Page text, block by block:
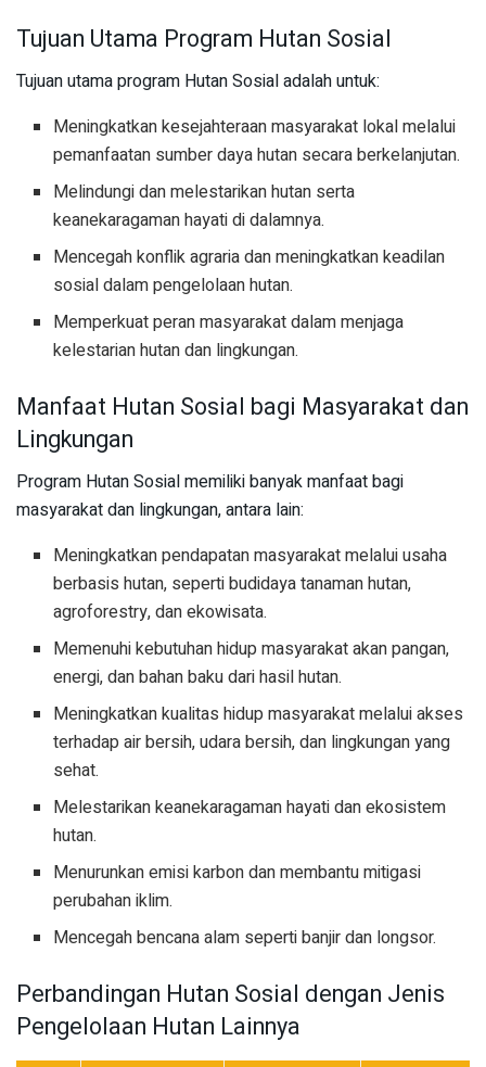
Tujuan Utama Program Hutan Sosial
Tujuan utama program Hutan Sosial adalah untuk:
Meningkatkan kesejahteraan masyarakat lokal melalui
pemanfaatan sumber daya hutan secara berkelanjutan.
Melindungi dan melestarikan hutan serta
keanekaragaman hayati di dalamnya.
Mencegah konflik agraria dan meningkatkan keadilan
sosial dalam pengelolaan hutan.
Memperkuat peran masyarakat dalam menjaga
kelestarian hutan dan lingkungan.
Manfaat Hutan Sosial bagi Masyarakat dan
Lingkungan
Program Hutan Sosial memiliki banyak manfaat bagi
masyarakat dan lingkungan, antara lain:
Meningkatkan pendapatan masyarakat melalui usaha
berbasis hutan, seperti budidaya tanaman hutan,
agroforestry, dan ekowisata.
Memenuhi kebutuhan hidup masyarakat akan pangan,
energi, dan bahan baku dari hasil hutan.
Meningkatkan kualitas hidup masyarakat melalui akses
terhadap air bersih, udara bersih, dan lingkungan yang
sehat.
Melestarikan keanekaragaman hayati dan ekosistem
hutan.
Menurunkan emisi karbon dan membantu mitigasi
perubahan iklim.
Mencegah bencana alam seperti banjir dan longsor.
Perbandingan Hutan Sosial dengan Jenis
Pengelolaan Hutan Lainnya